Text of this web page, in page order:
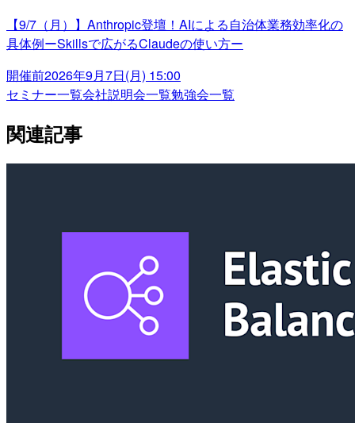
【9/7（月）】Anthropic登壇！AIによる自治体業務効率化の
具体例ーSkillsで広がるClaudeの使い方ー
開催前2026年9月7日(月) 15:00
セミナー一覧会社説明会一覧勉強会一覧
関連記事